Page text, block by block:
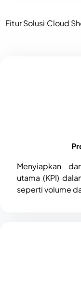
Fitur Solusi Cloud
Menyiapkan
utama (KPI)
seperti volume